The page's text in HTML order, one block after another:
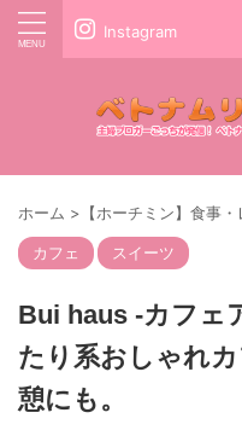
Instagram
ホーム > 【ホーチミン】食事
カフェ スイーツ
Bui haus -カフェ
たり系おしゃれ
憩にも。